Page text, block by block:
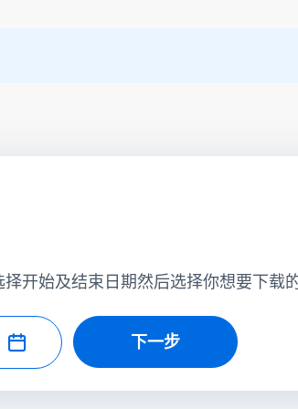
开始及结束日期然后选择你想要下载
下一步